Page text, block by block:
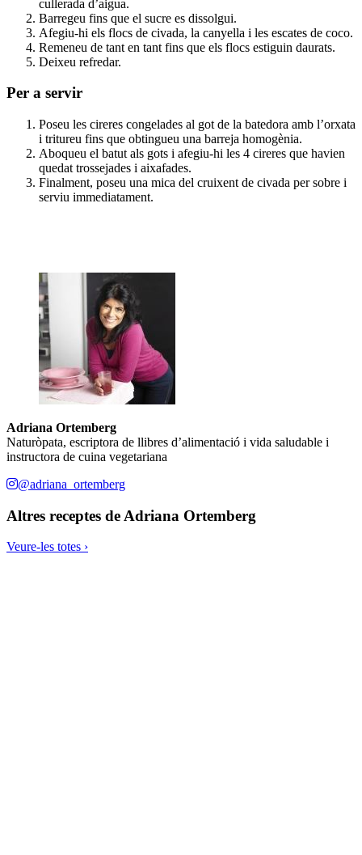
cullerada d’aigua.
Barregeu fins que el sucre es dissolgui.
Afegiu-hi els flocs de civada, la canyella i les escates de coco.
Remeneu de tant en tant fins que els flocs estiguin daurats.
Deixeu refredar.
Per a servir
Poseu les cireres congelades al got de la batedora amb l’orxata
i tritureu fins que obtingueu una barreja homogènia.
Aboqueu el batut als gots i afegiu-hi les 4 cireres que havien
quedat trossejades i aixafades.
Finalment, poseu una mica del cruixent de civada per sobre i
serviu immediatament.
Adriana Ortemberg
Naturòpata, escriptora de llibres d’alimentació i vida saludable i
instructora de cuina vegetariana
@adriana_ortemberg
Altres receptes de Adriana Ortemberg
Veure-les totes ›